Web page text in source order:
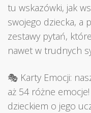
tu wskazówki, jak
swojego dziecka, a
zestawy pytań,
nawet w trudnych
🎭 Karty Emocji:
aż 54 różne
dzieckiem o jego